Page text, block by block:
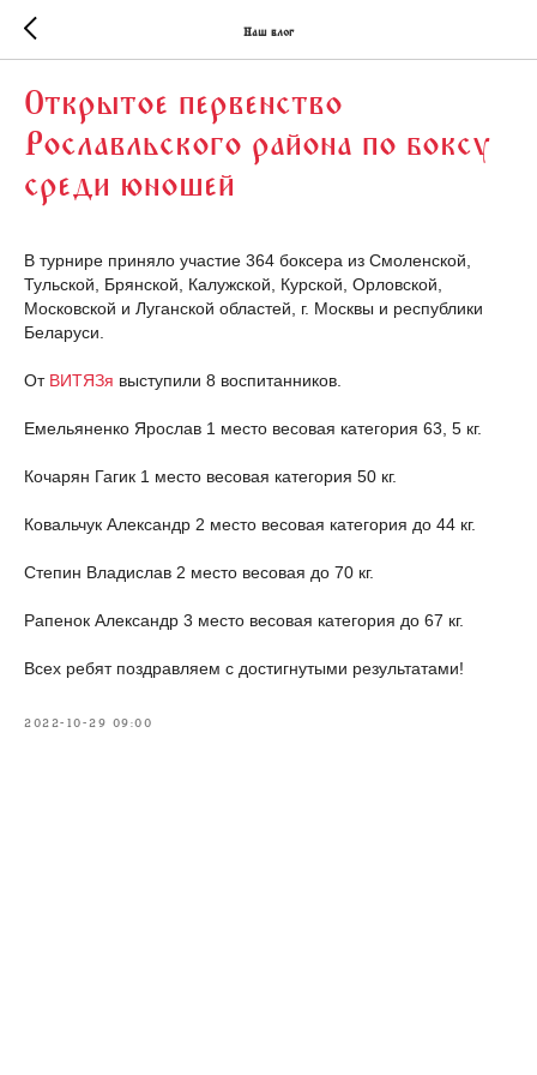
Наш блог
Открытое первенство
Рославльского района по боксу
среди юношей
В турнире приняло участие 364 боксера из Смоленской,
Тульской, Брянской, Калужской, Курской, Орловской,
Московской и Луганской областей, г. Москвы и республики
Беларуси.
От ВИТЯЗя выступили 8 воспитанников.
Емельяненко Ярослав 1 место весовая категория 63, 5 кг.
Кочарян Гагик 1 место весовая категория 50 кг.
Ковальчук Александр 2 место весовая категория до 44 кг.
Степин Владислав 2 место весовая до 70 кг.
Рапенок Александр 3 место весовая категория до 67 кг.
Всех ребят поздравляем с достигнутыми результатами!
2022-10-29 09:00